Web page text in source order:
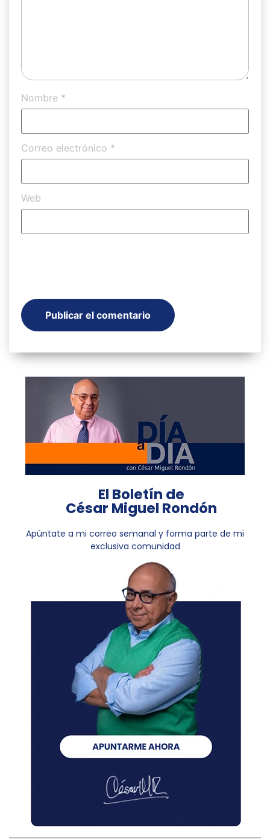
Nombre *
Correo electrónico *
Web
El Boletín de
César Miguel Rondón
Apúntate a mi correo semanal y forma parte de mi
exclusiva comunidad